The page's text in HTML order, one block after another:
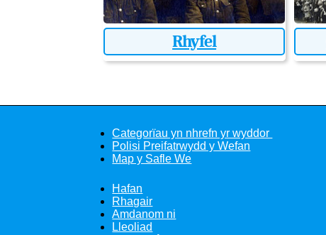
Rhyfel
Categorïau yn nhrefn yr wyddor
Polisi Preifatrwydd y Wefan
Map y Safle We
Hafan
Rhagair
Amdanom ni
Lleoliad